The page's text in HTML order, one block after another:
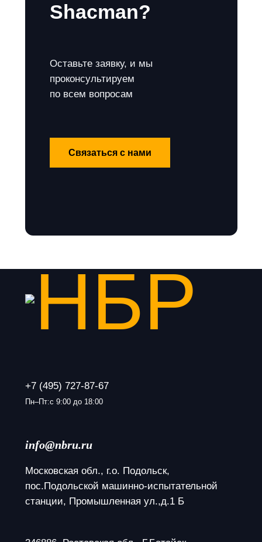
Shacman?
Оставьте заявку, и мы
проконсультируем
по всем вопросам
Связаться с нами
+7 (495) 727-87-67
Пн–Пт:с 9:00 до 18:00
info@nbru.ru
Московская обл., г.о. Подольск,
пос.Подольской машинно-испытательной
станции, Промышленная ул.,д.1 Б